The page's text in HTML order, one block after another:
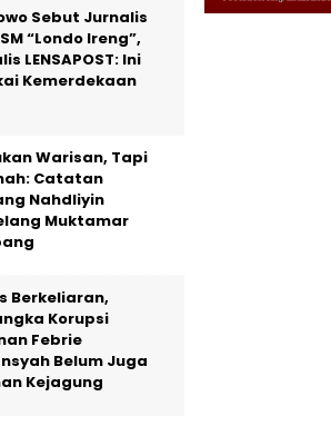
Sebut Jurnalis
“Londo Ireng”,
LENSAPOST: Ini
Kemerdekaan
Warisan, Tapi
Catatan
Nahdliyin
Muktamar
Berkeliaran,
Korupsi
Febrie
Belum Juga
Kejagung